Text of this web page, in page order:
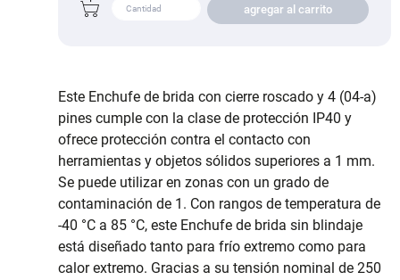
agregar al carrito
Este Enchufe de brida con cierre roscado y 4 (04-a)
pines cumple con la clase de protección IP40 y
ofrece protección contra el contacto con
herramientas y objetos sólidos superiores a 1 mm.
Se puede utilizar en zonas con un grado de
contaminación de 1. Con rangos de temperatura de
-40 °C a 85 °C, este Enchufe de brida sin blindaje
está diseñado tanto para frío extremo como para
calor extremo. Gracias a su tensión nominal de 250